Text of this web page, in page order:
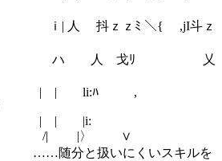
ｚｚﾐ ＼{ ,jI斗ｚ
戈ﾘ 乂
li:ﾊ ,
|i:
|〉 ∨
扱いにくいスキルを